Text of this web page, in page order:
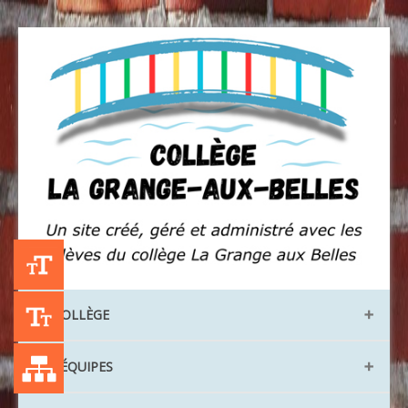
+A
-A
LE COLLÈGE
Les locaux
Les instances
LES ÉQUIPES